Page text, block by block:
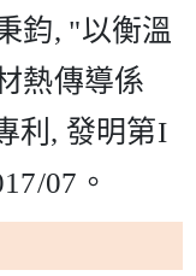
鈞, "以衡溫
熱傳導係
利 , 發明第I
07 。